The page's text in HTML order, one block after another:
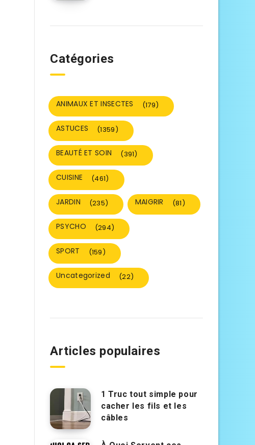
Catégories
ANIMAUX ET INSECTES (179)
ASTUCES (1359)
BEAUTÉ ET SOIN (391)
CUISINE (461)
JARDIN (235) MAIGRIR (81)
PSYCHO (294)
SPORT (159)
Uncategorized (22)
Articles populaires
1 Truc tout simple pour
cacher les fils et les
câbles